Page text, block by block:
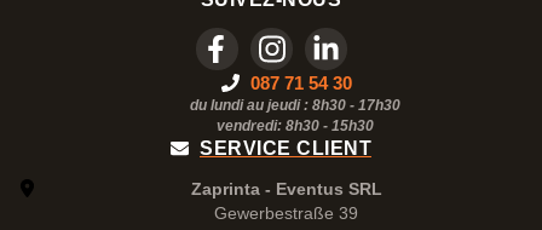
087 71 54 30
du lundi au jeudi : 8h30 - 17h30
vendredi: 8h30 - 15h30
SERVICE CLIENT
Zaprinta - Eventus SRL
Gewerbestraße 39